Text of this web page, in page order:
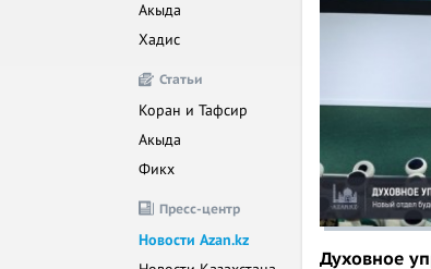
Акыда
Хадис
Статьи
Коран и Тафсир
Акыда
Фикх
Пресс-центр
Новости Azan.kz
Духовное